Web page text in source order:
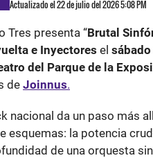
Actualizado el 22 de julio del 2026 5:08 PM
Tres presenta “Brutal
e Inyectores el
del Parque de la
de Joinnus.
nacional da un paso más
esquemas: la potencia
de una orquesta